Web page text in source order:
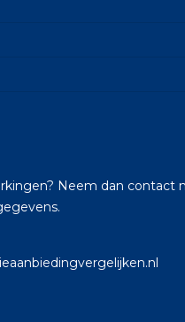
Neem dan contact